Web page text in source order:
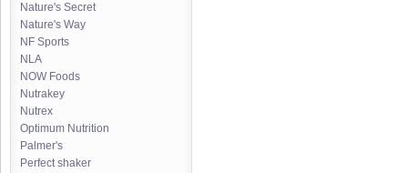
Nature's Secret
Nature's Way
NF Sports
NLA
NOW Foods
Nutrakey
Nutrex
Optimum Nutrition
Palmer's
Perfect shaker